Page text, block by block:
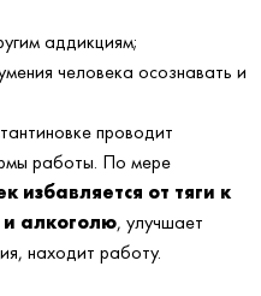
аддикциям;
человека осознавать и
проводит
работы. По мере
избавляется от тяги к
алкоголю, улучшает
находит работу.